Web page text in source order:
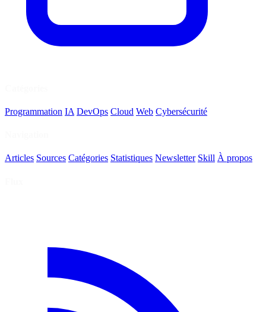
Programmation IA DevOps Cloud Web Cybersécurité
Articles Sources Catégories Statistiques Newsletter Skill À propos